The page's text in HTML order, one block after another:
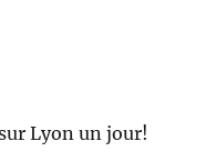
Lyon un jour!